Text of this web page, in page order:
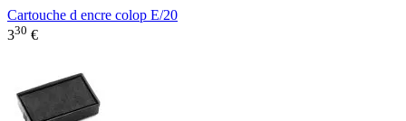
Cartouche d encre colop E/20
330 €